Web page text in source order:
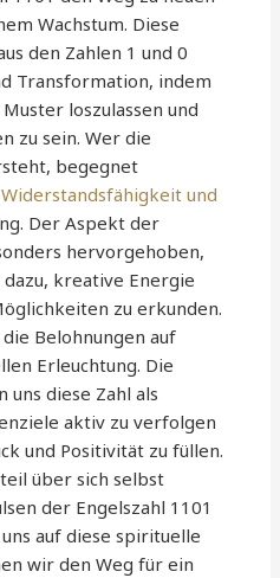
Wachstum. Diese
den Zahlen 1 und 0
Transformation, indem
loszulassen und
zu sein. Wer die
begegnet
und
Der Aspekt der
hervorgehoben,
kreative Energie
zu erkunden.
Belohnungen auf
Erleuchtung. Die
diese Zahl als
aktiv zu verfolgen
und Positivität zu füllen.
über sich selbst
der Engelszahl 1101
auf diese spirituelle
wir den Weg für ein